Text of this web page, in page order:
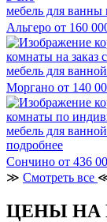
мебель для ванны
Альгеро от 160
мебель для
Моргано от 140
мебель для
подробнее
Сончино от 436
≫ Смотреть все
ЦЕНЫ НА